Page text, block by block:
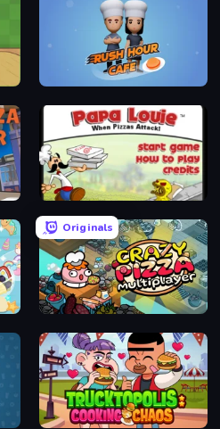
Rush Hour Cafe
Papa Louie: When Pizzas Attack
Originals
Crazy Pizza Multiplayer
Trucktopolis Cooking Chaos